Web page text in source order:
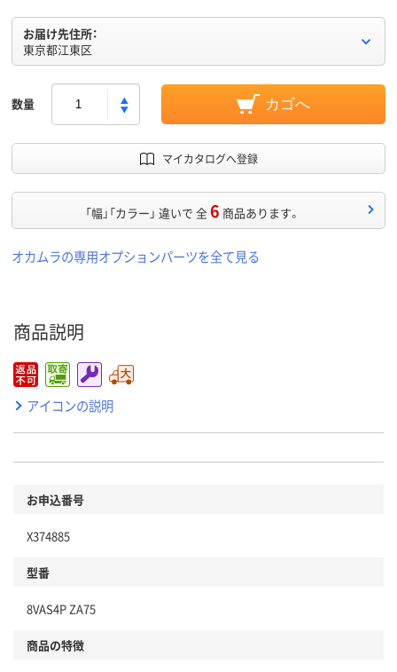
お届け先住所：
東京都江東区
数量 カゴへ
マイカタログへ登録
「幅」「カラー」 違いで 全6 商品あります。
オカムラの専用オプションパーツを全て見る
商品説明
アイコンの説明
お申込番号
X374885
型番
8VAS4P ZA75
商品の特徴